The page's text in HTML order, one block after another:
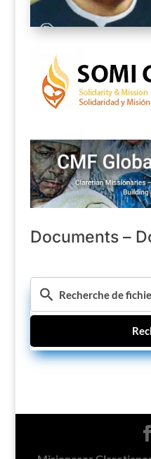
Documents –